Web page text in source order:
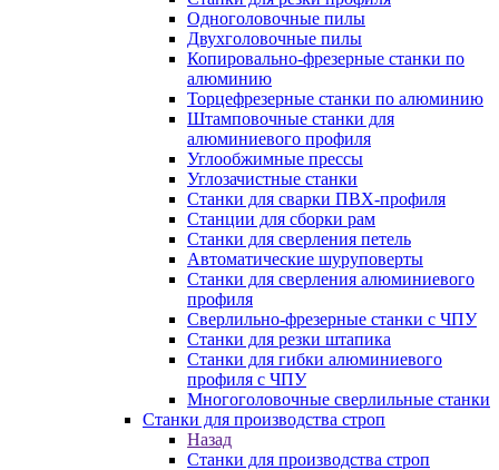
Одноголовочные пилы
Двухголовочные пилы
Копировально-фрезерные станки по
алюминию
Торцефрезерные станки по алюминию
Штамповочные станки для
алюминиевого профиля
Углообжимные прессы
Углозачистные станки
Станки для сварки ПВХ-профиля
Станции для сборки рам
Станки для сверления петель
Автоматические шуруповерты
Станки для сверления алюминиевого
профиля
Сверлильно-фрезерные станки с ЧПУ
Станки для резки штапика
Станки для гибки алюминиевого
профиля с ЧПУ
Многоголовочные сверлильные станки
Станки для производства строп
Назад
Станки для производства строп